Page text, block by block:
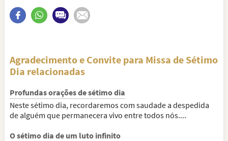
Agradecimento e Convite para Missa de Sétimo
Dia relacionadas
Profundas orações de sétimo dia
Neste sétimo dia, recordaremos com saudade a despedida
de alguém que permanecera vivo entre todos nós....
O sétimo dia de um luto infinito